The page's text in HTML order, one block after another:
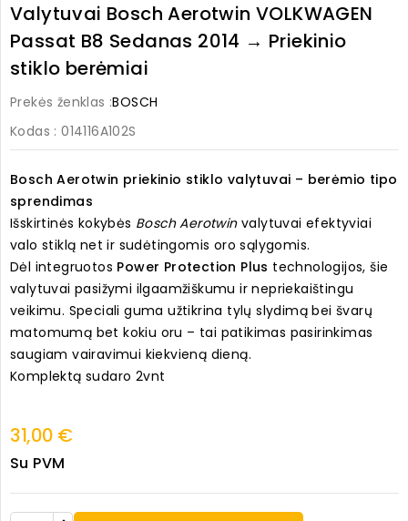
Valytuvai Bosch Aerotwin VOLKWAGEN
Passat B8 Sedanas 2014 → Priekinio
stiklo berėmiai
Prekės ženklas :BOSCH
Kodas : 014116A102S
Bosch Aerotwin priekinio stiklo valytuvai – berėmio tipo
sprendimas
Išskirtinės kokybės Bosch Aerotwinvalytuvai efektyviai
valo stiklą net ir sudėtingomis oro sąlygomis.
Dėl integruotos Power Protection Plus technologijos, šie
valytuvai pasižymi ilgaamžiškumu ir nepriekaištingu
veikimu. Speciali guma užtikrina tylų slydimą bei švarų
matomumą bet kokiu oru – tai patikimas pasirinkimas
saugiam vairavimui kiekvieną dieną.
Komplektą sudaro 2vnt
31,00 €
Su PVM